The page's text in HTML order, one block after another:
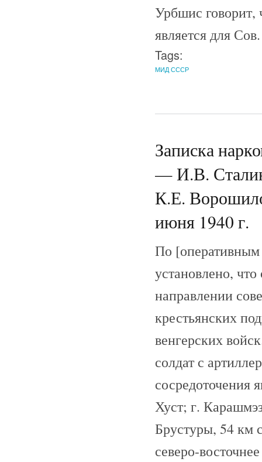
Урбшис говорит,
является для
Tags:
МИД СССР
Записка
— И.В.
К.Е.
июня 1940 г.
По
установлено,
направлении
крестьянских
венгерских
солдат с
сосредоточения
Хуст; г.
Брустуры, 54 км
северо-